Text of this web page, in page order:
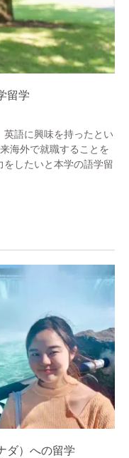
留学
語に興味を持ったとい
海外で就職することを
をしたいと本学の語学留
ダ）への留学